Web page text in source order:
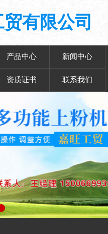
有限公司
产品中心 新闻中心
资质证书 联系我们